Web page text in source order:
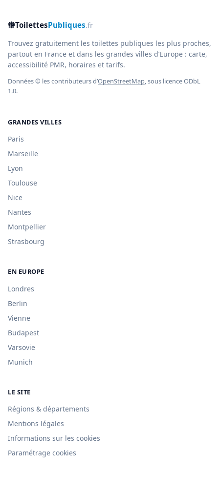
🚻ToilettesPubliques.fr
Trouvez gratuitement les toilettes publiques les plus proches,
partout en France et dans les grandes villes d’Europe : carte,
accessibilité PMR, horaires et tarifs.
Données © les contributeurs d’OpenStreetMap, sous licence ODbL
1.0.
GRANDES VILLES
Paris
Marseille
Lyon
Toulouse
Nice
Nantes
Montpellier
Strasbourg
EN EUROPE
Londres
Berlin
Vienne
Budapest
Varsovie
Munich
LE SITE
Régions & départements
Mentions légales
Informations sur les cookies
Paramétrage cookies